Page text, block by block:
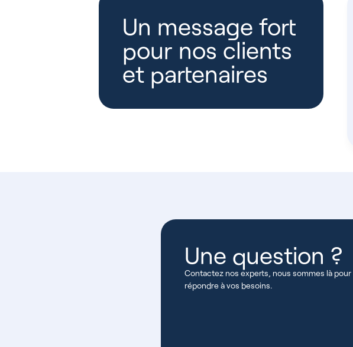
Un message fort
pour nos clients
et partenaires
Une question ?
Contactez nos experts, nous sommes là pour
répondre à vos besoins.